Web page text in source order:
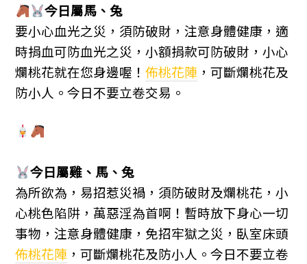
今日屬馬、兔
要小心血光之災，須防破財，注意身體健康，適
時捐血可防血光之災，小額捐款可防破財，小心
爛桃花就在您身邊喔！佈桃花陣 ，可斷爛桃花及
防小人。今日不要立卷交易。
今日屬雞、馬、兔
為所欲為，易招惹災禍，須防破財及爛桃花，小
心桃色陷阱，萬惡淫為首啊！暫時放下身心一切
事物，注意身體健康，免招牢獄之災，臥室床頭
佈桃花陣 ，可斷爛桃花及防小人。今日不要立卷